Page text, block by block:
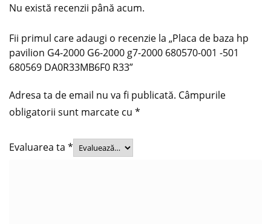
Nu există recenzii până acum.
Fii primul care adaugi o recenzie la „Placa de baza hp
pavilion G4-2000 G6-2000 g7-2000 680570-001 -501
680569 DA0R33MB6F0 R33”
Adresa ta de email nu va fi publicată. Câmpurile
obligatorii sunt marcate cu *
Evaluarea ta *